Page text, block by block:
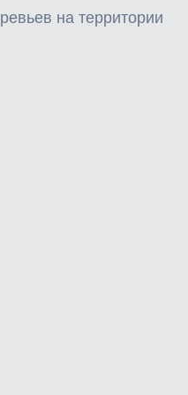
на территории